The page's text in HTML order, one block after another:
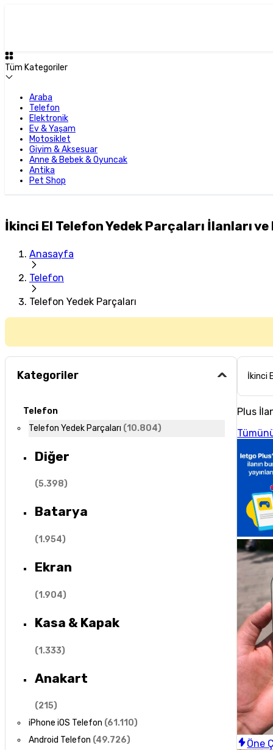
Tüm Kategoriler
Araba
Telefon
Elektronik
Ev & Yaşam
Motosiklet
Giyim & Aksesuar
Anne & Bebek & Oyuncak
Antika
Pet Shop
İkinci El Telefon Yedek Parçaları İlanları
Anasayfa
Telefon
Telefon Yedek Parçaları
Kategoriler
Telefon
Telefon Yedek Parçaları (10.804)
Diğer
(5.398)
Batarya
(1.954)
Ekran
(1.904)
Kasa & Kapak
(1.333)
Anakart
(215)
iPhone iOS Telefon (61.110)
Android Telefon (49.726)
İkinci
Plus
Öne